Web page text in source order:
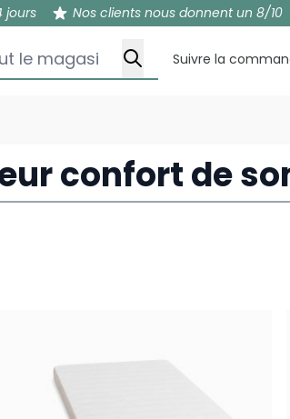
jours Nos clients nous donnent un 8/10
Suivre la
confort de